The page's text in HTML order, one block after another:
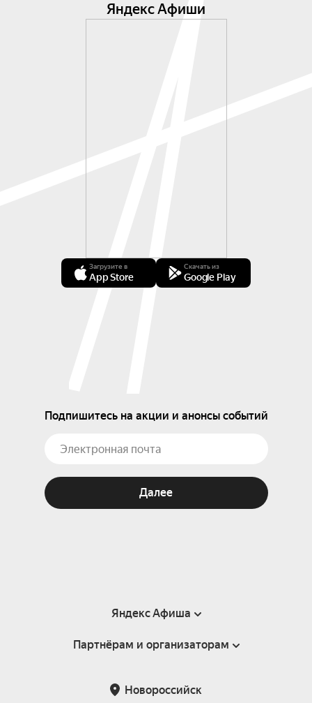
Яндекс Афиши
Загрузите в
App Store
Скачать из
Google Play
Подпишитесь на акции и анонсы событий
Далее
Яндекс Афиша
Справка
Подарочные сертификаты
Партнёрам и организаторам
Новороссийск